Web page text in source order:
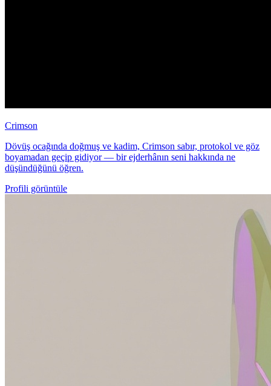
Crimson
Dövüş ocağında doğmuş ve kadim, Crimson sabır, protokol ve göz
boyamadan geçip gidiyor — bir ejderhânın seni hakkında ne
düşündüğünü öğren.
Profili görüntüle